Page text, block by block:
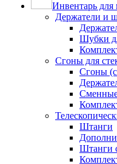
Инвентарь для
Держатели и
Шубки
Сгоны для
Сгоны
Сменные
Штанги
Штанги